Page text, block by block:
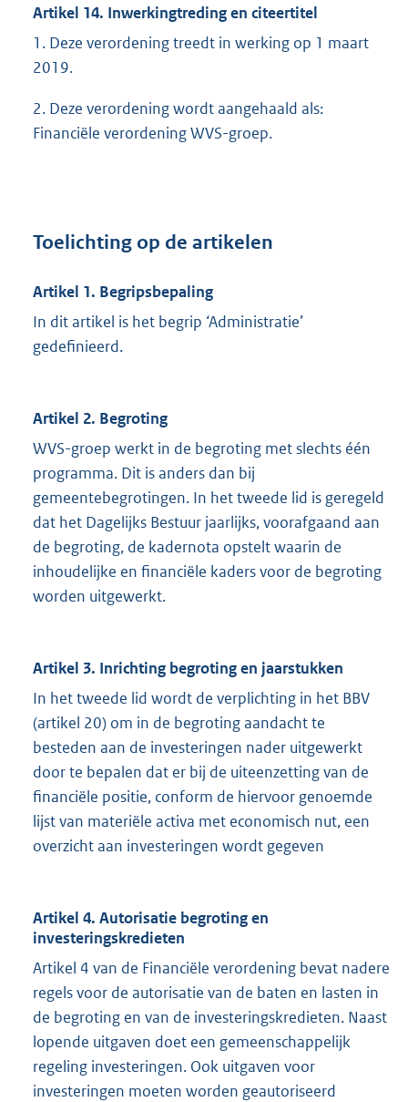
Artikel 14. Inwerkingtreding en citeertitel
1. Deze verordening treedt in werking op 1 maart
2019.
2. Deze verordening wordt aangehaald als:
Financiële verordening WVS-groep.
Toelichting op de artikelen
Artikel 1. Begripsbepaling
In dit artikel is het begrip ‘Administratie’
gedefinieerd.
Artikel 2. Begroting
WVS-groep werkt in de begroting met slechts één
programma. Dit is anders dan bij
gemeentebegrotingen. In het tweede lid is geregeld
dat het Dagelijks Bestuur jaarlijks, voorafgaand aan
de begroting, de kadernota opstelt waarin de
inhoudelijke en financiële kaders voor de begroting
worden uitgewerkt.
Artikel 3. Inrichting begroting en jaarstukken
In het tweede lid wordt de verplichting in het BBV
(artikel 20) om in de begroting aandacht te
besteden aan de investeringen nader uitgewerkt
door te bepalen dat er bij de uiteenzetting van de
financiële positie, conform de hiervoor genoemde
lijst van materiële activa met economisch nut, een
overzicht aan investeringen wordt gegeven
Artikel 4. Autorisatie begroting en
investeringskredieten
Artikel 4 van de Financiële verordening bevat nadere
regels voor de autorisatie van de baten en lasten in
de begroting en van de investeringskredieten. Naast
lopende uitgaven doet een gemeenschappelijk
regeling investeringen. Ook uitgaven voor
investeringen moeten worden geautoriseerd